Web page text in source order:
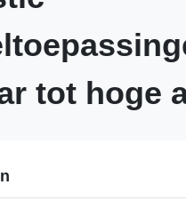
tot hoge